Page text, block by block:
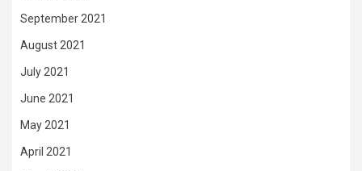
September 2021
August 2021
July 2021
June 2021
May 2021
April 2021